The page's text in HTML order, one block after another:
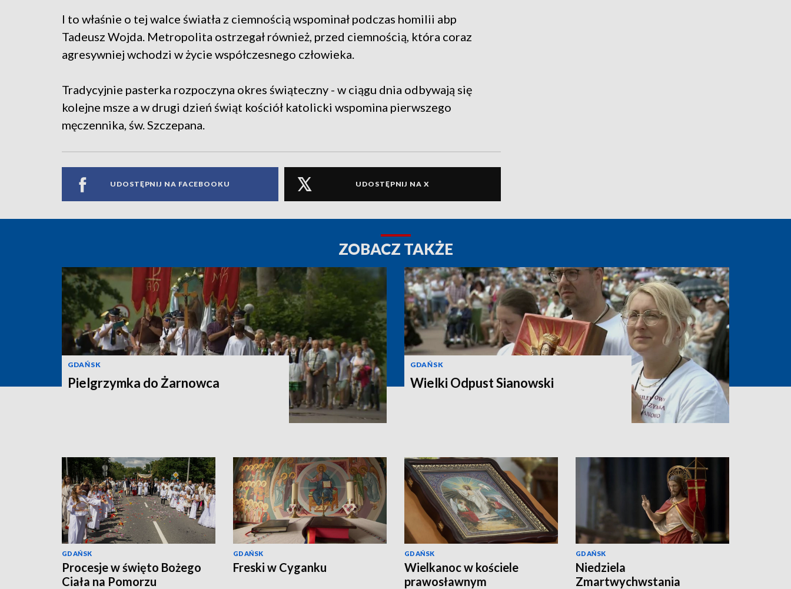
I to właśnie o tej walce światła z ciemnością wspominał podczas homilii abp
Tadeusz Wojda. Metropolita ostrzegał również, przed ciemnością, która coraz
agresywniej wchodzi w życie współczesnego człowieka.
Tradycyjnie pasterka rozpoczyna okres świąteczny - w ciągu dnia odbywają się
kolejne msze a w drugi dzień świąt kościół katolicki wspomina pierwszego
męczennika, św. Szczepana.
UDOSTĘPNIJ NA FACEBOOKU UDOSTĘPNIJ NA X
ZOBACZ TAKŻE
GDAŃSK
Pielgrzymka do Żarnowca
GDAŃSK
Wielki Odpust Sianowski
GDAŃSK
Procesje w święto Bożego
Ciała na Pomorzu
GDAŃSK
Freski w Cyganku
GDAŃSK
Wielkanoc w kościele
prawosławnym
GDAŃSK
Niedziela
Zmartwychwstania